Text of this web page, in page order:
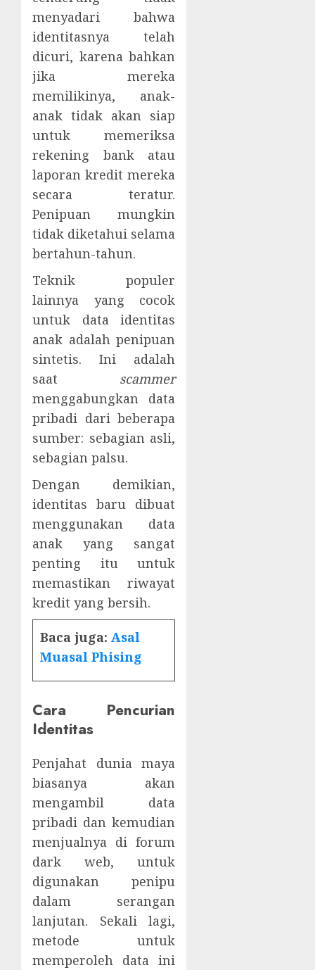
menyadari bahwa
identitasnya telah
dicuri, karena bahkan
jika mereka
memilikinya, anak-
anak tidak akan siap
untuk memeriksa
rekening bank atau
laporan kredit mereka
secara teratur.
Penipuan mungkin
tidak diketahui selama
bertahun-tahun.
Teknik populer
lainnya yang cocok
untuk data identitas
anak adalah penipuan
sintetis. Ini adalah
saat scammer
menggabungkan data
pribadi dari beberapa
sumber: sebagian asli,
sebagian palsu.
Dengan demikian,
identitas baru dibuat
menggunakan data
anak yang sangat
penting itu untuk
memastikan riwayat
kredit yang bersih.
Baca juga: Asal
Muasal Phising
Cara Pencurian
Identitas
Penjahat dunia maya
biasanya akan
mengambil data
pribadi dan kemudian
menjualnya di forum
dark web, untuk
digunakan penipu
dalam serangan
lanjutan. Sekali lagi,
metode untuk
memperoleh data ini